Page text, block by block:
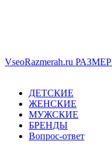
VseoRazmerah.ru
ДЕТСКИЕ
ЖЕНСКИЕ
МУЖСКИЕ
БРЕНДЫ
Вопрос-ответ